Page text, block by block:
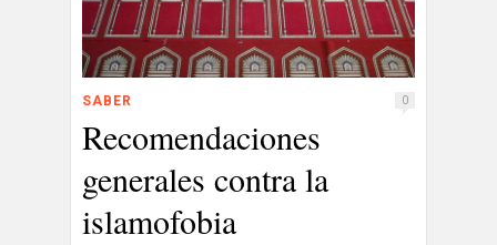
SABER 0
Recomendaciones
generales contra la
islamofobia